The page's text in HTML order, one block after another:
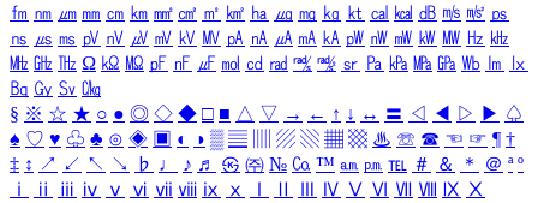
㎙ ㎚ ㎛ ㎜ ㎝ ㎞ ㎟ ㎠ ㎡ ㎢ ㏊ ㎍ ㎎ ㎏ ㏏ ㎈ ㎉ ㏈ ㎧ ㎨ ㎰
㎱ ㎲ ㎳ ㎴ ㎵ ㎶ ㎷ ㎸ ㎹ ㎀ ㎁ ㎂ ㎃ ㎄ ㎺ ㎻ ㎽ ㎾ ㎿ ㎐ ㎑
㎒ ㎓ ㎔ Ω ㏀ ㏁ ㎊ ㎋ ㎌ ㏖ ㏅ ㎭ ㎮ ㎯ ㏛ ㎩ ㎪ ㎫ ㎬ ㏝ ㏐
㏓
㏃ ㏉ ㏜ ㏆
§ ※ ☆ ★ ○ ● ◎ ◇ ◆ □ ■ △ ▽ → ← ↑ ↓ ↔ 〓 ◁ ◀ ▷ ▶ ♤
♠ ♡ ♥ ♧ ♣ ⊙ ◈ ▣ ◐ ◑ ▒ ▤ ▨ ▧ ▦ ▩ ♨ ☏ ☎ ☜ ☞ ¶ †
‡ ↕ ↗ ↙ ↖ ↘ ♭ ♩ ♪ ♬ ㉿ ㈜ № ㏇ ™ ㏂ ㏘ ℡ ＃ ＆ ＊ ＠ ª º
ⅰ
ⅱ ⅲ ⅳ ⅴ ⅵ ⅶ ⅷ ⅸ ⅹ Ⅳ Ⅴ Ⅵ Ⅶ Ⅷ Ⅸ Ⅹ